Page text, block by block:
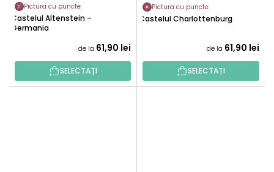
Pictura cu puncte
Castelul Altenstein –
Germania
de la 61,90 lei
SELECTAȚI
Pictura cu puncte
Castelul Charlottenburg
de la 61,90 lei
SELECTAȚI